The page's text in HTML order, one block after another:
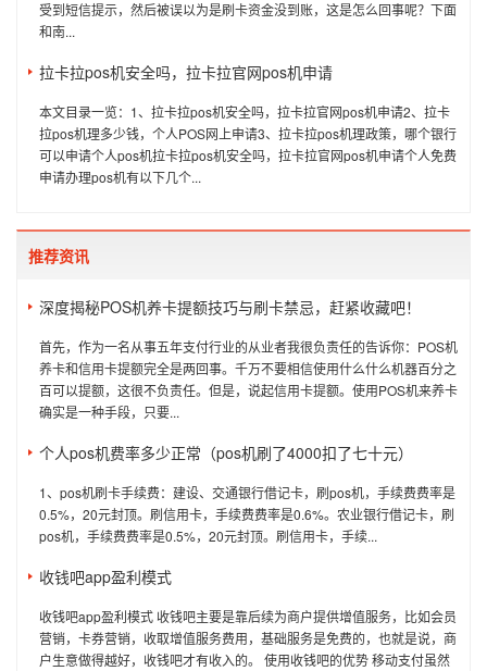
受到短信提示，然后被误以为是刷卡资金没到账，这是怎么回事呢？下面
和南...
拉卡拉pos机安全吗，拉卡拉官网pos机申请
本文目录一览：1、拉卡拉pos机安全吗，拉卡拉官网pos机申请2、拉卡
拉pos机理多少钱，个人POS网上申请3、拉卡拉pos机理政策，哪个银行
可以申请个人pos机拉卡拉pos机安全吗，拉卡拉官网pos机申请个人免费
申请办理pos机有以下几个...
推荐资讯
深度揭秘POS机养卡提额技巧与刷卡禁忌，赶紧收藏吧！
首先，作为一名从事五年支付行业的从业者我很负责任的告诉你：POS机
养卡和信用卡提额完全是两回事。千万不要相信使用什么什么机器百分之
百可以提额，这很不负责任。但是，说起信用卡提额。使用POS机来养卡
确实是一种手段，只要...
个人pos机费率多少正常（pos机刷了4000扣了七十元）
1、pos机刷卡手续费：建设、交通银行借记卡，刷pos机，手续费费率是
0.5%，20元封顶。刷信用卡，手续费费率是0.6%。农业银行借记卡，刷
pos机，手续费费率是0.5%，20元封顶。刷信用卡，手续...
收钱吧app盈利模式
收钱吧app盈利模式 收钱吧主要是靠后续为商户提供增值服务，比如会员
营销，卡券营销，收取增值服务费用，基础服务是免费的，也就是说，商
户生意做得越好，收钱吧才有收入的。 使用收钱吧的优势 移动支付虽然